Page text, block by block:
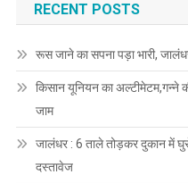
RECENT POSTS
रूस जाने का सपना पड़ा भारी,
किसान यूनियन का अल्टीमेटम,गन्ने
जाम
जालंधर : 6 ताले तोड़कर दुकान में
दस्तावेज